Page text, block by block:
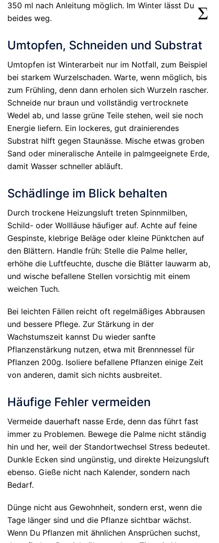
350 ml nach Anleitung möglich. Im Winter lässt Du
beides weg.
Umtopfen, Schneiden und Substrat
Umtopfen ist Winterarbeit nur im Notfall, zum Beispiel
bei starkem Wurzelschaden. Warte, wenn möglich, bis
zum Frühling, denn dann erholen sich Wurzeln rascher.
Schneide nur braun und vollständig vertrocknete
Wedel ab, und lasse grüne Teile stehen, weil sie noch
Energie liefern. Ein lockeres, gut drainierendes
Substrat hilft gegen Staunässe. Mische etwas groben
Sand oder mineralische Anteile in palmgeeignete Erde,
damit Wasser schneller abläuft.
Schädlinge im Blick behalten
Durch trockene Heizungsluft treten Spinnmilben,
Schild- oder Wollläuse häufiger auf. Achte auf feine
Gespinste, klebrige Beläge oder kleine Pünktchen auf
den Blättern. Handle früh: Stelle die Palme heller,
erhöhe die Luftfeuchte, dusche die Blätter lauwarm ab,
und wische befallene Stellen vorsichtig mit einem
weichen Tuch.
Bei leichten Fällen reicht oft regelmäßiges Abbrausen
und bessere Pflege. Zur Stärkung in der
Wachstumszeit kannst Du wieder sanfte
Pflanzenstärkung nutzen, etwa mit Brennnessel für
Pflanzen 200g. Isoliere befallene Pflanzen einige Zeit
von anderen, damit sich nichts ausbreitet.
Häufige Fehler vermeiden
Vermeide dauerhaft nasse Erde, denn das führt fast
immer zu Problemen. Bewege die Palme nicht ständig
hin und her, weil der Standortwechsel Stress bedeutet.
Dunkle Ecken sind ungünstig, und direkte Heizungsluft
ebenso. Gieße nicht nach Kalender, sondern nach
Bedarf.
Dünge nicht aus Gewohnheit, sondern erst, wenn die
Tage länger sind und die Pflanze sichtbar wächst.
Wenn Du Pflanzen mit ähnlichen Ansprüchen suchst,